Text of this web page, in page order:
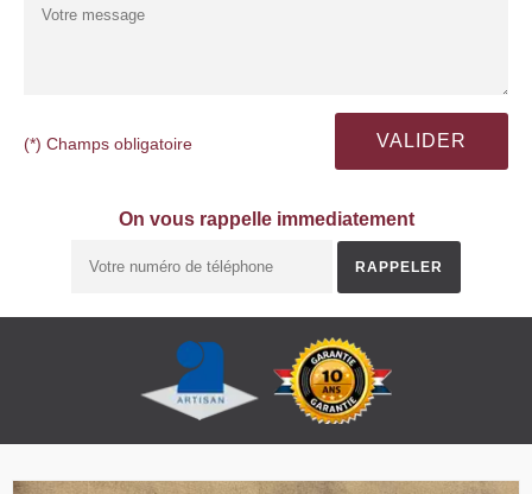
(*) Champs obligatoire
On vous rappelle immediatement